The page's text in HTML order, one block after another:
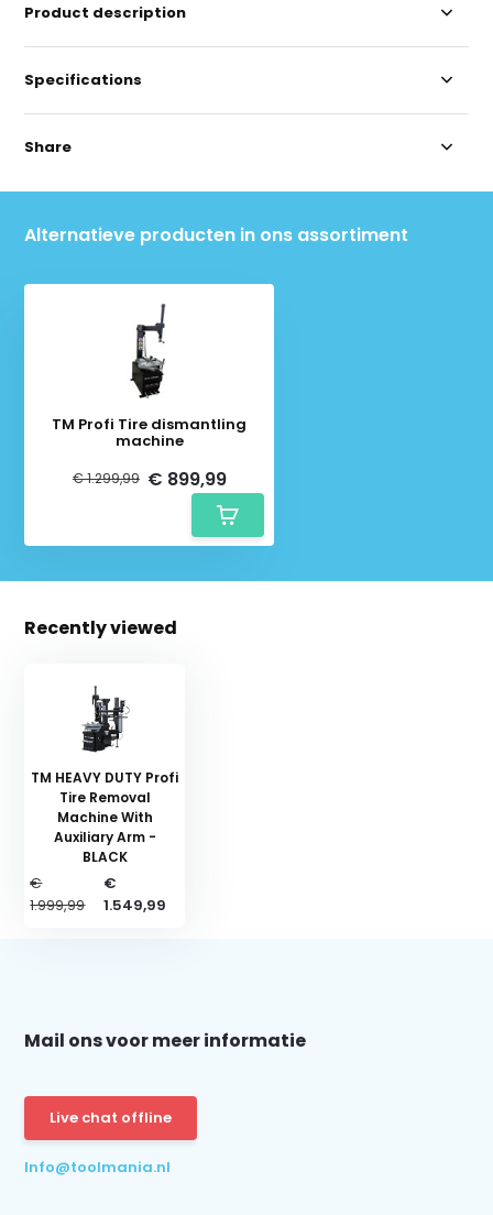
Product description
Specifications
Share
Alternatieve producten in ons assortiment
TM Profi Tire dismantling
machine
€ 1.299,99 € 899,99
Recently viewed
TM HEAVY DUTY Profi
Tire Removal
Machine With
Auxiliary Arm -
BLACK
€
1.999,99
€
1.549,99
Mail ons voor meer informatie
Live chat offline
Info@toolmania.nl
Schrijf je in voor onze nieuwsbrief:
Subscribe
* Read legal restrictions here